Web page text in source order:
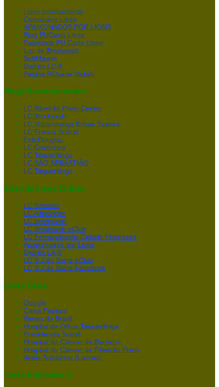
Lions Internacional
Centenário Lions
APAIXONADOS POR LIONS
Blog EUCurto Lions
Facebook EU Curto Lions
Luz de Brodowski
SoftMaster
Distrito LC-8
Página ROsane Vailatti
Blogs Recomendados
LC Ribeirão Preto Centro
LC Brodowski
LC Votuporanga Brisas Suaves
LC Franca Sobral
FotoDouglas
LC Cravinhos
LC Taquaritinga
LC SÃO SEBASTIÃO
LC Taquaritinga
Sites de Lions Clubes
LC Batatais
LC Altinópolis
LC Brodowski
LC Brodowski eClub
LC Fernandópolis Cidade Progresso
Apaixonados por Lions
Distrito LA-6
LC S.J.da Barra eClub
LC S.J.da Barra Facebook
Links Úteis
Google
Caixa Federal
Banco do Brasil
Hospital de Olhos Taquaritinga
Previdencia Social
Hospital do Câncer de Barretos
Hospital do Câncer de Ribeirão Preto
Anéis Solidários (Lacres)
Links Indicados 5